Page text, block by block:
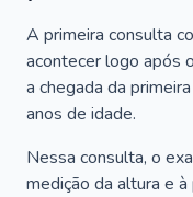
A primeira consulta
acontecer logo após
a chegada da
anos de idade.
Nessa consulta, o
medição da altura e